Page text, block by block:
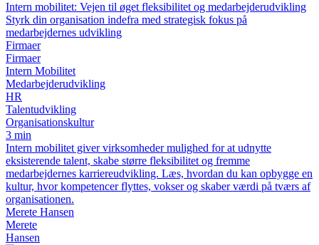
Intern mobilitet: Vejen til øget fleksibilitet og medarbejderudvikling
Styrk din organisation indefra med strategisk fokus på
medarbejdernes udvikling
Firmaer
Firmaer
Intern Mobilitet
Medarbejderudvikling
HR
Talentudvikling
Organisationskultur
3 min
Intern mobilitet giver virksomheder mulighed for at udnytte
eksisterende talent, skabe større fleksibilitet og fremme
medarbejdernes karriereudvikling. Læs, hvordan du kan opbygge en
kultur, hvor kompetencer flyttes, vokser og skaber værdi på tværs af
organisationen.
Merete Hansen
Merete
Hansen